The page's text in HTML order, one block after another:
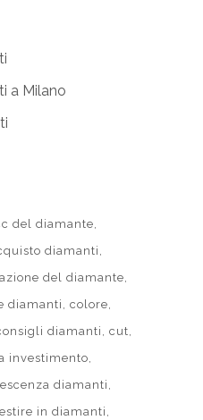
a Milano
del diamante
diamanti
del diamante
diamanti
colore
diamanti
cut
investimento
diamanti
in diamanti